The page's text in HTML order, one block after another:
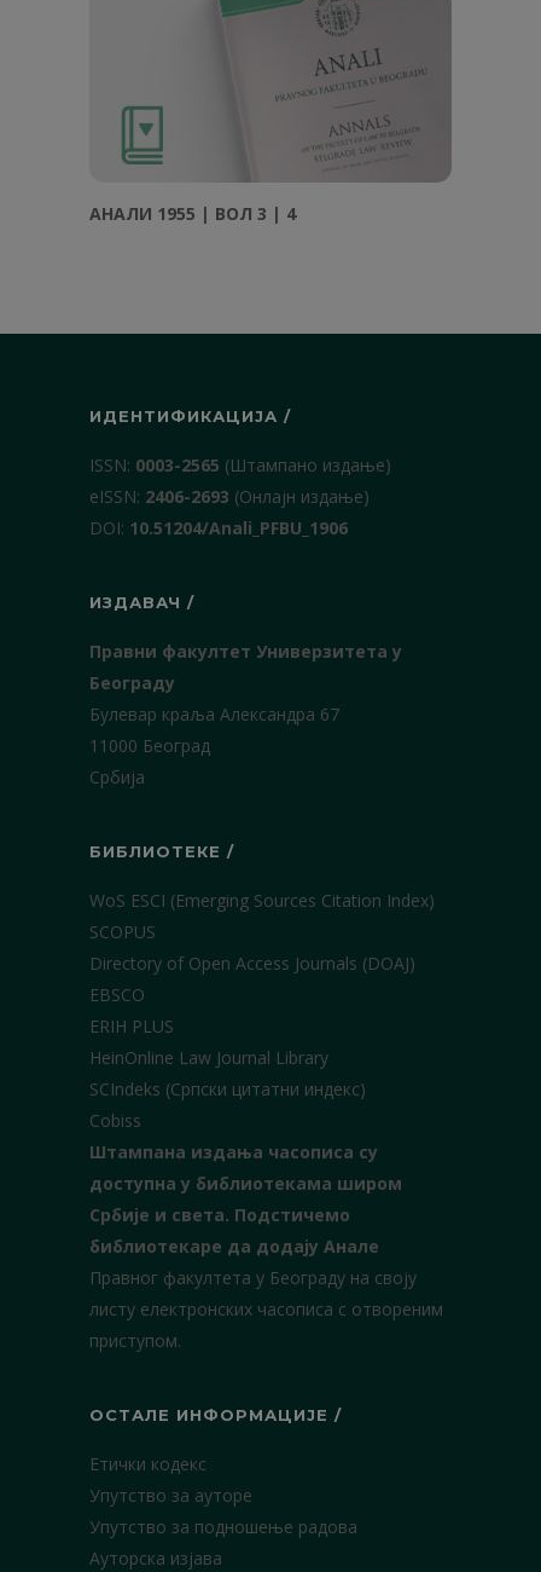
АНAЛИ 1955 | ВОЛ 3 | 4
ИДЕНТИФИКАЦИЈА /
ISSN: 0003-2565 (Штампано издање)
еISSN: 2406-2693 (Онлајн издање)
DOI: 10.51204/Anali_PFBU_1906
ИЗДАВАЧ /
Правни факултет Универзитета у
Београду
Булевар краља Александра 67
11000 Београд
Србија
БИБЛИОТЕКЕ /
WoS ESCI (Emerging Sources Citation Index)
SCOPUS
Directory of Open Access Journals (DOAJ)
EBSCO
ERIH PLUS
HeinOnline Law Journal Library
SCIndeks (Српски цитатни индекс)
Cobiss
Штампана издања часописа су
доступна у библиотекама широм
Србије и света. Подстичемо
библиотекаре да додају Анале
Правног факултета у Београду на своју
листу електронских часописа с отвореним
приступом.
ОСТАЛЕ ИНФОРМАЦИЈЕ /
Етички кодекс
Упутство за ауторе
Упутство за подношење радова
Ауторска изјава